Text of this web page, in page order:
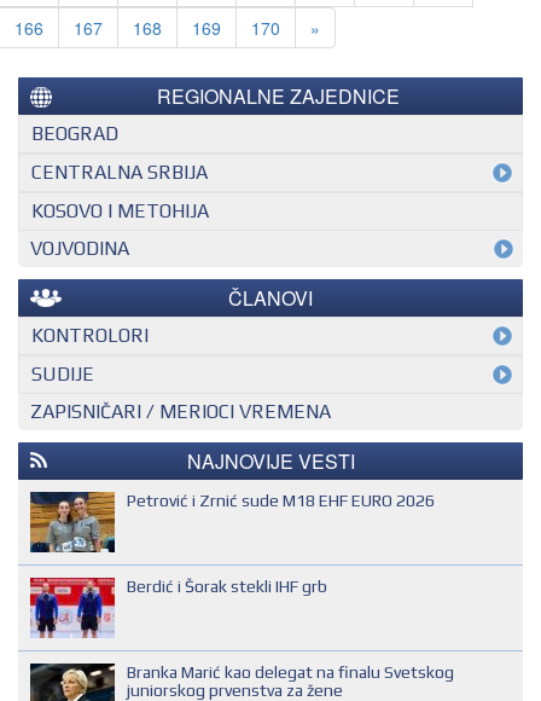
166
167 168 169 170 »
REGIONALNE ZAJEDNICE
BEOGRAD
CENTRALNA SRBIJA
KOSOVO I METOHIJA
VOJVODINA
ČLANOVI
KONTROLORI
MEĐUNARODNI KONTROLOR
NACIONALNI KONTROLOR
REGIONALNI KONTROLOR
SUDIJE
EHF SUDIJA
IHF SUDIJA
MLADI EVROPSKI SUDIJA
NACIONALNI SUDIJA
REGIONALNI SUDIJA
SUDIJA DRUGE KATEGORIJE
SUDIJA OMLADINAC
SUDIJA PRVE KATEGORIJE
ZAPISNIČARI / MERIOCI VREMENA
NAJNOVIJE VESTI
Petrović i Zrnić sude M18 EHF EURO 2026
Berdić i Šorak stekli IHF grb
Branka Marić kao delegat na finalu Svetskog
juniorskog prvenstva za žene